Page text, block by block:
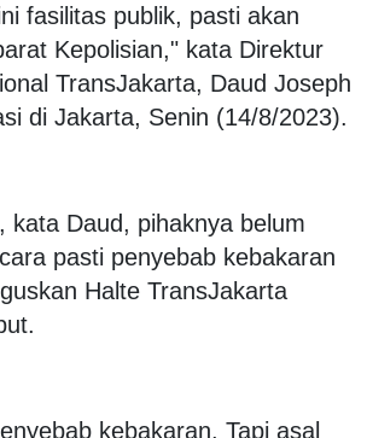
fasilitas publik, pasti akan
Kepolisian," kata Direktur
TransJakarta, Daud Joseph
di Jakarta, Senin (14/8/2023).
kata Daud, pihaknya belum
pasti penyebab kebakaran
Halte TransJakarta
kebakaran. Tapi asal